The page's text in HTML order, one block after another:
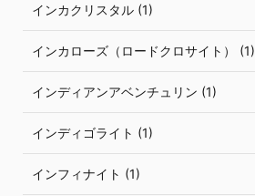
インカクリスタル (1)
インカローズ（ロードクロサイト） (1)
インディアンアベンチュリン (1)
インディゴライト (1)
インフィナイト (1)